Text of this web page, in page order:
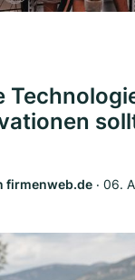
firmenweb.de ‧ 06.